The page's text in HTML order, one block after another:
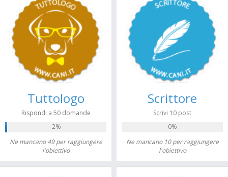
Tuttologo
Rispondi a 50 domande
2%
Ne mancano 49 per raggiungere
l'obiettivo
Scrittore
Scrivi 10 post
0%
Ne mancano 10 per raggiungere
l'obiettivo